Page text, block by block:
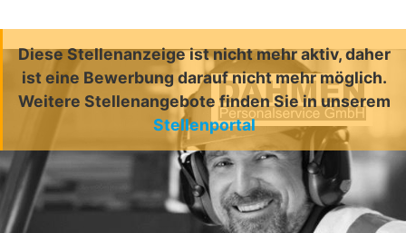
Diese Stellenanzeige ist nicht mehr aktiv, daher
ist eine Bewerbung darauf nicht mehr möglich.
Weitere Stellenangebote finden Sie in unserem
Stellenportal